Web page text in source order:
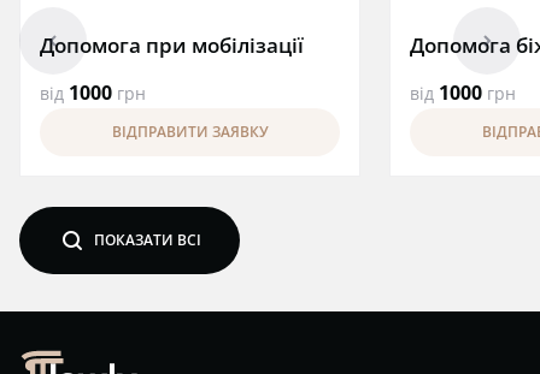
Допомога при мобілізації
від 1000 грн
ВІДПРАВИТИ ЗАЯВКУ
Допомога
від 1000 грн
arrowleft arrowright
search ПОКАЗАТИ ВСІ